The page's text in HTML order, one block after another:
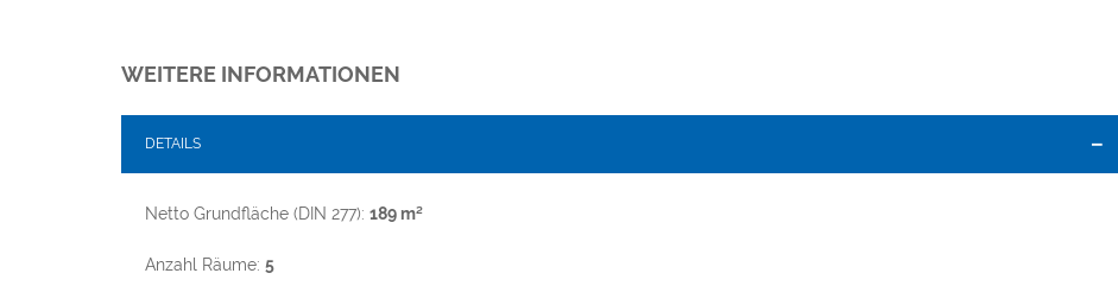
WEITERE INFORMATIONEN
DETAILS
Netto Grundfläche (DIN 277): 189 m²
Anzahl Räume: 5